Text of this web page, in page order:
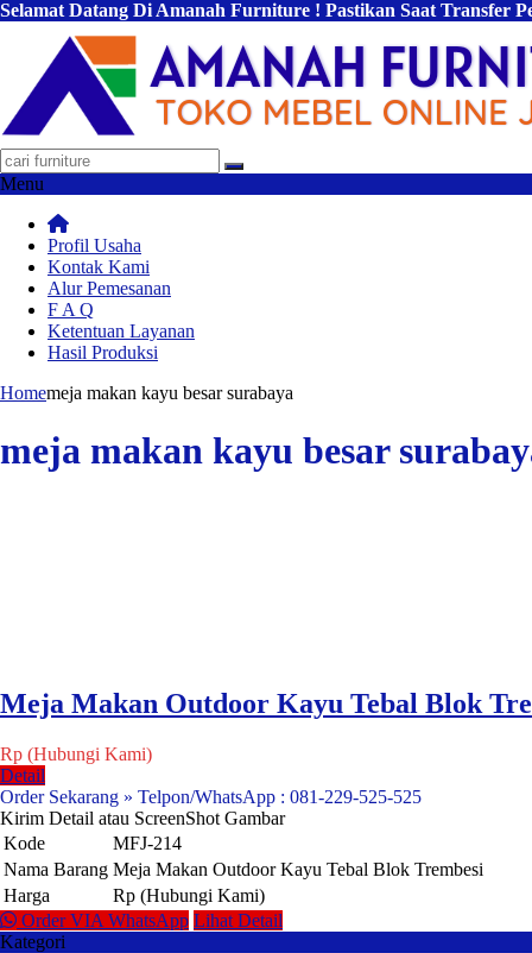
Selamat Datang Di Amanah Furniture ! Pastikan Saat Transfer
Menu
Profil Usaha
Kontak Kami
Alur Pemesanan
F A Q
Ketentuan Layanan
Hasil Produksi
Homemeja makan kayu besar surabaya
meja makan kayu besar
Meja Makan Outdoor Kayu Tebal Blok
Rp (Hubungi Kami)
Detail
Order Sekarang » Telpon/WhatsApp : 081-229-525-525
Kirim Detail atau ScreenShot Gambar
Kode
MFJ-214
Nama Barang Meja Makan Outdoor Kayu Tebal Blok Trembesi
Harga
Rp (Hubungi Kami)
Order VIA WhatsApp Lihat Detail
Kategori